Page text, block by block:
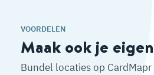
VOORDELEN
Maak ook je
Bundel locaties op